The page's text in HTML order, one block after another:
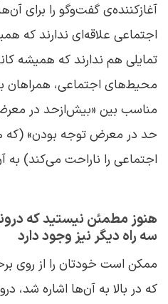
آغاز‌کننده‌ی گفت‌وگو را برای
اجتماعی علاقه‌ای ندارند که
تمایلی هم ندارند که همیشه
محیط‌های اجتماعی، همراهان
مناسب بین «بیش‌ازحد در
حد در ‌معرض ‌توجه ‌بودن» (که
اجتماعی را ناراحت می‌کند)
هنوز مطمئن نیستید که
سه راه دیگر نیز وجود دارد
ممکن است خودتان را از روی
که در بالا به آن‌ها اشاره شد،